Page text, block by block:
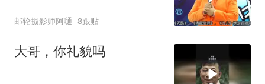
邮轮摄影师阿嗵 8跟贴
大哥，你礼貌吗